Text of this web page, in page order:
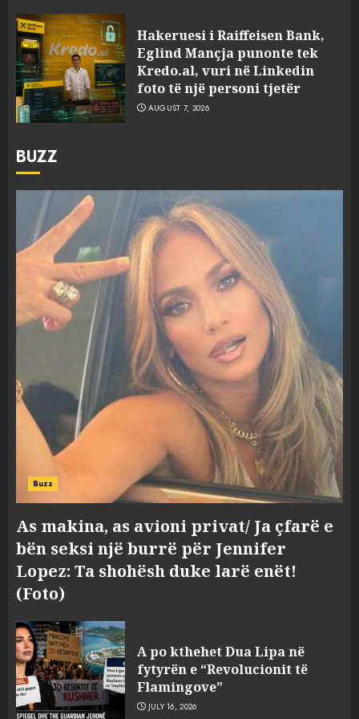
Hakeruesi i Raiffeisen Bank,
Eglind Mançja punonte tek
Kredo.al, vuri në Linkedin
foto të një personi tjetër
AUGUST 7, 2026
BUZZ
Buzz
As makina, as avioni privat/ Ja çfarë e
bën seksi një burrë për Jennifer
Lopez: Ta shohësh duke larë enët!
(Foto)
A po kthehet Dua Lipa në
fytyrën e “Revolucionit të
Flamingove”
JULY 16, 2026